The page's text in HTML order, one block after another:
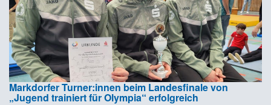
Markdorfer Turner:innen beim Landesfinale von
„Jugend trainiert für Olympia“ erfolgreich